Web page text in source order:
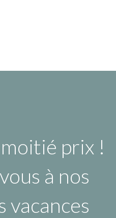
prix !
à nos
vacances